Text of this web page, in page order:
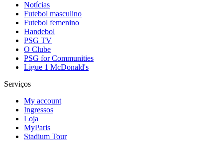
Notícias
Futebol masculino
Futebol femenino
Handebol
PSG TV
O Clube
PSG for Communities
Ligue 1 McDonald's
Serviços
My account
Ingressos
Loja
MyParis
Stadium Tour